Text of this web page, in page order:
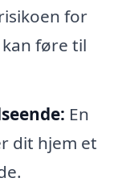
for
føre til
En
dit hjem et